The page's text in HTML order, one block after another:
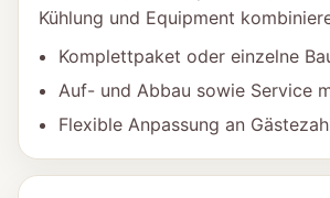
Kühlung und Equipment
Komplettpaket oder einzelne
Auf- und Abbau sowie Service
Flexible Anpassung an